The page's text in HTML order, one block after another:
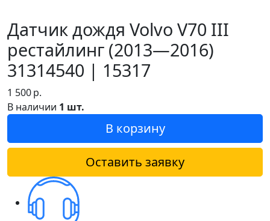
Датчик дождя Volvo V70 III
рестайлинг (2013—2016)
31314540 | 15317
1 500р.
В наличии 1 шт.
В корзину
Оставить заявку